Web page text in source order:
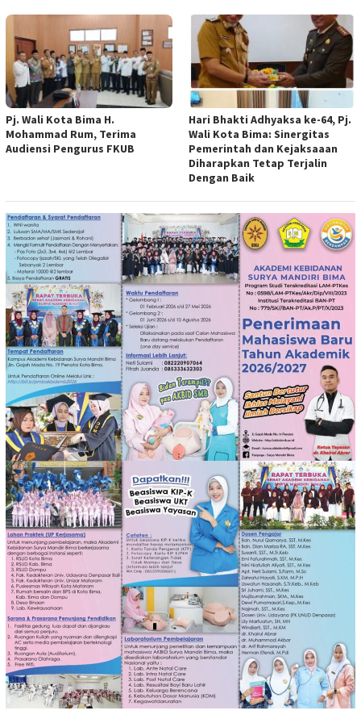
Pj. Wali Kota Bima H.
Mohammad Rum, Terima
Audiensi Pengurus FKUB
Hari Bhakti Adhyaksa ke-64, Pj.
Wali Kota Bima: Sinergitas
Pemerintah dan Kejaksaaan
Diharapkan Tetap Terjalin
Dengan Baik